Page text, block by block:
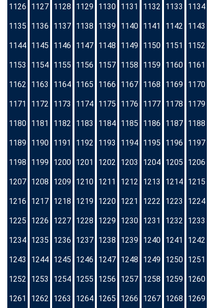
1126 1127 1128 1129 1130 1131 1132 1133 1134
1135 1136 1137 1138 1139 1140 1141 1142 1143
1144 1145 1146 1147 1148 1149 1150 1151 1152
1153 1154 1155 1156 1157 1158 1159 1160 1161
1162 1163 1164 1165 1166 1167 1168 1169 1170
1171 1172 1173 1174 1175 1176 1177 1178 1179
1180 1181 1182 1183 1184 1185 1186 1187 1188
1189 1190 1191 1192 1193 1194 1195 1196 1197
1198 1199 1200 1201 1202 1203 1204 1205 1206
1207 1208 1209 1210 1211 1212 1213 1214 1215
1216 1217 1218 1219 1220 1221 1222 1223 1224
1225 1226 1227 1228 1229 1230 1231 1232 1233
1234 1235 1236 1237 1238 1239 1240 1241 1242
1243 1244 1245 1246 1247 1248 1249 1250 1251
1252 1253 1254 1255 1256 1257 1258 1259 1260
1261 1262 1263 1264 1265 1266 1267 1268 1269